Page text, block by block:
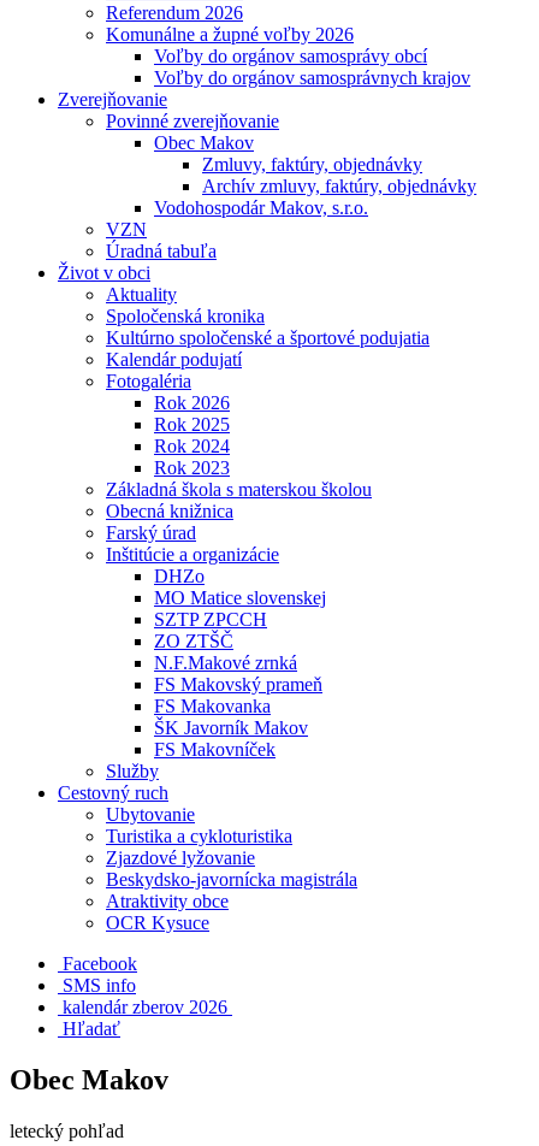
Referendum 2026
Komunálne a župné voľby 2026
Voľby do orgánov samosprávy obcí
Voľby do orgánov samosprávnych krajov
Zverejňovanie
Povinné zverejňovanie
Obec Makov
Zmluvy, faktúry, objednávky
Archív zmluvy, faktúry, objednávky
Vodohospodár Makov, s.r.o.
VZN
Úradná tabuľa
Život v obci
Aktuality
Spoločenská kronika
Kultúrno spoločenské a športové podujatia
Kalendár podujatí
Fotogaléria
Rok 2026
Rok 2025
Rok 2024
Rok 2023
Základná škola s materskou školou
Obecná knižnica
Farský úrad
Inštitúcie a organizácie
DHZo
MO Matice slovenskej
SZTP ZPCCH
ZO ZTŠČ
N.F.Makové zrnká
FS Makovský prameň
FS Makovanka
ŠK Javorník Makov
FS Makovníček
Služby
Cestovný ruch
Ubytovanie
Turistika a cykloturistika
Zjazdové lyžovanie
Beskydsko-javornícka magistrála
Atraktivity obce
OCR Kysuce
Facebook
SMS info
​ kalendár zberov 2026
Hľadať
Obec Makov
letecký pohľad